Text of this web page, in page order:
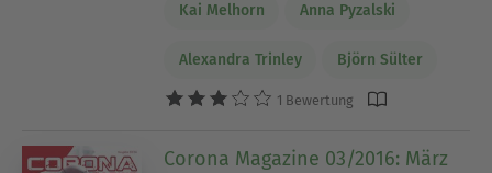
Kai Melhorn Anna Pyzalski
Alexandra Trinley Björn Sülter
1 Bewertung
Corona Magazine 03/2016: März